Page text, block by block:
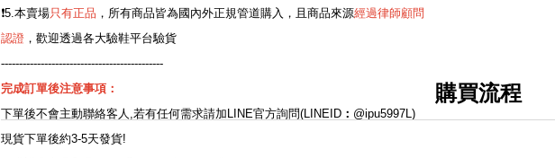
❗️5.本賣場只有正品 ，所有商品皆為國內外正規管道購入，且商品來源經過律師顧問
認證 ，歡迎透過各大驗鞋平台驗貨
---------------------------------------------
完成訂單後注意事項：
下單後不會主動聯絡客人,若有任何需求請加LINE官方詢問(LINEID ： @ipu5997L)
現貨下單後約3-5天發貨!
購買流程